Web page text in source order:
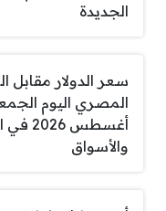
الجديدة
سعر الدولار مقابل
أغسطس
والأسواق